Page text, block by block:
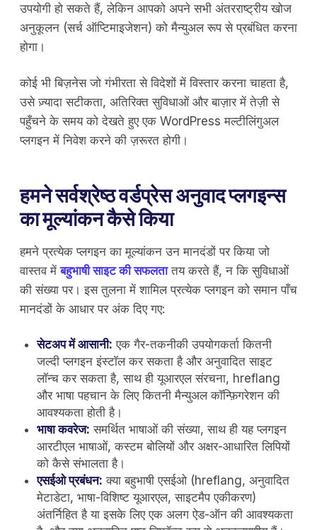
उपयोगी हो सकते हैं, लेकिन आपको अपने सभी अंतरराष्ट्रीय खोज
अनुकूलन (सर्च ऑप्टिमाइजेशन) को मैन्युअल रूप से प्रबंधित करना
होगा।
कोई भी बिज़नेस जो गंभीरता से विदेशों में विस्तार करना चाहता है,
उसे ज़्यादा सटीकता, अतिरिक्त सुविधाओं और बाज़ार में तेज़ी से
पहुँचने के समय को देखते हुए एक WordPress मल्टीलिंगुअल
प्लगइन में निवेश करने की ज़रूरत होगी।
हमने सर्वश्रेष्ठ वर्डप्रेस अनुवाद प्लगइन्स
का मूल्यांकन कैसे किया
हमने प्रत्येक प्लगइन का मूल्यांकन उन मानदंडों पर किया जो
वास्तव मेंबहुभाषी साइट की सफलतातय करते हैं, न कि सुविधाओं
की संख्या पर। इस तुलना में शामिल प्रत्येक प्लगइन को समान पाँच
मानदंडों के आधार पर अंक दिए गए:
सेटअप में आसानी: एक गैर-तकनीकी उपयोगकर्ता कितनी
जल्दी प्लगइन इंस्टॉल कर सकता है और अनुवादित साइट
लॉन्च कर सकता है, साथ ही यूआरएल संरचना, hreflang
और भाषा पहचान के लिए कितनी मैन्युअल कॉन्फ़िगरेशन की
आवश्यकता होती है।
भाषा कवरेज: समर्थित भाषाओं की संख्या, साथ ही यह प्लगइन
आरटीएल भाषाओं, कस्टम बोलियों और अक्षर-आधारित लिपियों
को कैसे संभालता है।
एसईओ प्रबंधन: क्या बहुभाषी एसईओ (hreflang, अनुवादित
मेटाडेटा, भाषा-विशिष्ट यूआरएल, साइटमैप एकीकरण)
अंतर्निहित है या इसके लिए एक अलग ऐड-ऑन की आवश्यकता